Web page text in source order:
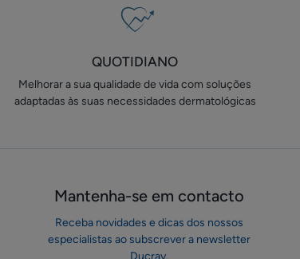
QUOTIDIANO
Melhorar a sua qualidade de vida com soluções
adaptadas às suas necessidades dermatológicas
Mantenha-se em ​contacto
Receba novidades e dicas dos nossos
especialistas ao subscrever a newsletter
Ducray.